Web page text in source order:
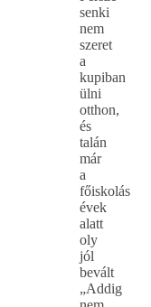
senki
nem
szeret
a
kupiban
ülni
otthon,
és
talán
már
a
főiskolás
évek
alatt
oly
jól
bevált
„Addig